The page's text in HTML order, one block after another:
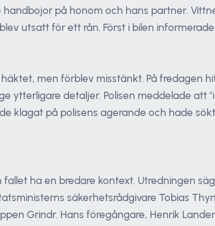
på honom och hans partner.
utsatt för ett rån. Först i bilen
men förblev misstänkt. På fredagen
ytterligare detaljer. Polisen meddelade att
klagat på polisens agerande och hade
fallet ha en bredare kontext. Utredningen
säkerhetsrådgivare Tobias
Grindr. Hans föregångare, Henrik